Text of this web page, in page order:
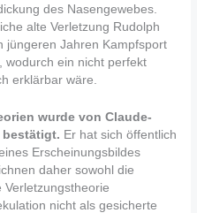
des Nasengewebes.
alte Verletzung Rudolph
jüngeren Jahren Kampfsport
wodurch ein nicht perfekt
erklärbar wäre.
wurde von Claude-
Er hat sich öffentlich
Erscheinungsbildes
daher sowohl die
Verletzungstheorie
nicht als gesicherte